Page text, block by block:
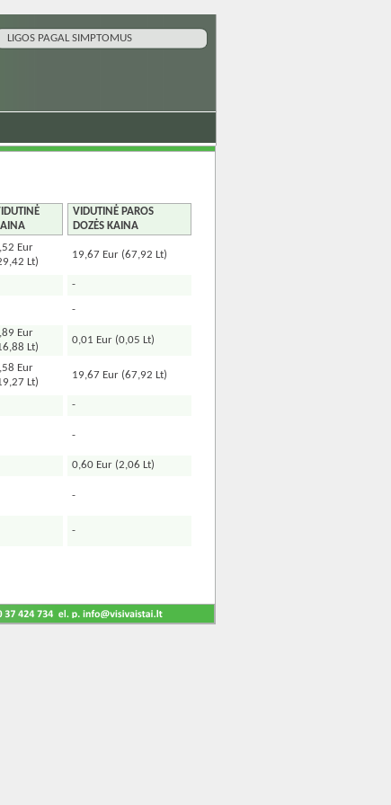
LIGOS PAGAL SIMPTOMUS
VIDUTINĖ PAROS
DOZĖS KAINA
Eur
Lt)
19,67 Eur (67,92 Lt)
-
-
Eur
Lt)
0,01 Eur (0,05 Lt)
Eur
Lt)
19,67 Eur (67,92 Lt)
-
-
0,60 Eur (2,06 Lt)
-
-